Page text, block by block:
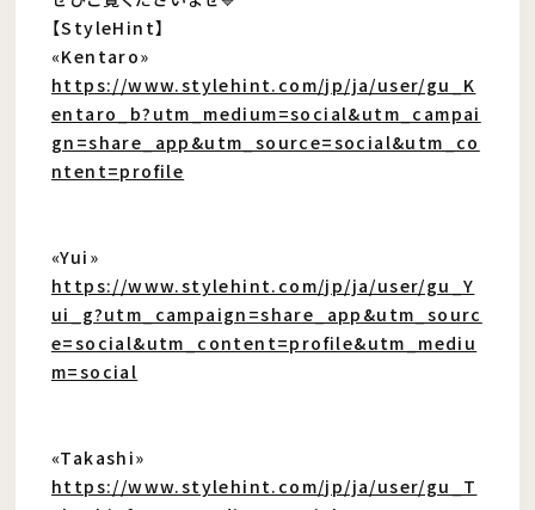
【StyleHint】
«Kentaro»
https://www.stylehint.com/jp/ja/user/gu_K
entaro_b?utm_medium=social&utm_campai
gn=share_app&utm_source=social&utm_co
ntent=profile
«Yui»
https://www.stylehint.com/jp/ja/user/gu_Y
ui_g?utm_campaign=share_app&utm_sourc
e=social&utm_content=profile&utm_mediu
m=social
«Takashi»
https://www.stylehint.com/jp/ja/user/gu_T